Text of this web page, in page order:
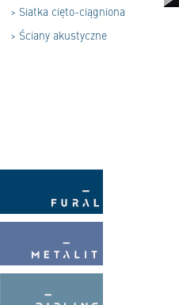
> Siatka cięto-ciągniona
> Ściany akustyczne